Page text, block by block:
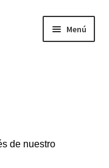
Menú
de nuestro